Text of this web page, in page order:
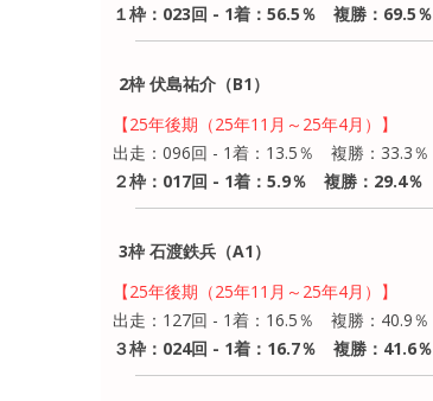
１枠：023回 - 1着：56.5％ 複勝：69.5％
2枠 伏島祐介（B1）
【25年後期（25年11月～25年4月）】
出走：096回 - 1着：13.5％ 複勝：33.3％
２枠：017回 - 1着：5.9％ 複勝：29.4％
3枠 石渡鉄兵（A1）
【25年後期（25年11月～25年4月）】
出走：127回 - 1着：16.5％ 複勝：40.9％
３枠：024回 - 1着：16.7％ 複勝：41.6％